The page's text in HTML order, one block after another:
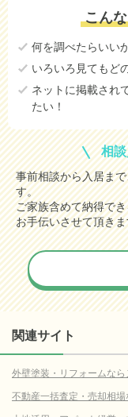
こん
何を調べたらいい
いろいろ見てもど
ネットに掲載され
たい！
相
事前相談から入居ま
す。
ご家族含めて納得で
お手伝いさせて頂き
関連サイト
外壁塗装・リフォームなら
不動産一括査定・売却相